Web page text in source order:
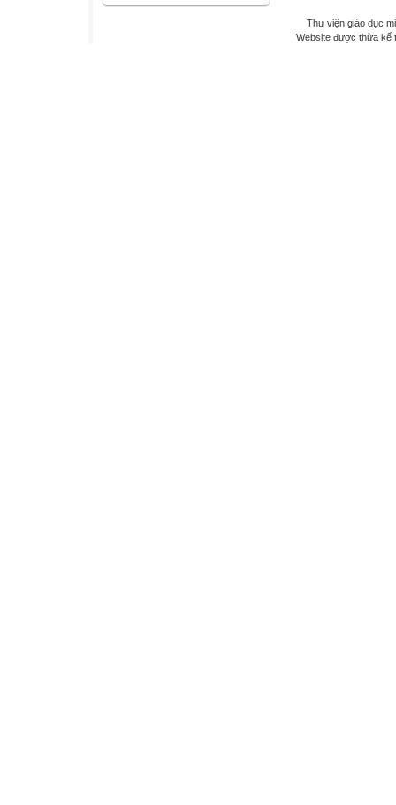
Thư viện giáo dục
Website được thừa kế